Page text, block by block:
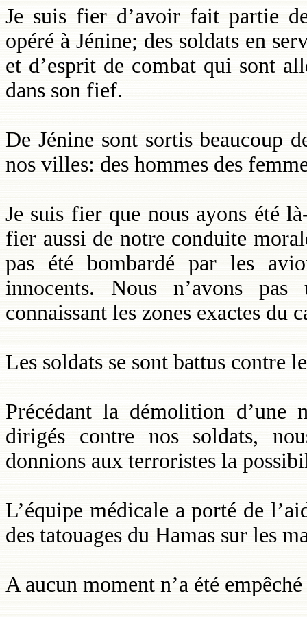
Je suis fier d’avoir fait partie
opéré à Jénine; des soldats en
et d’esprit de combat qui sont
dans son fief.
De Jénine sont sortis beaucoup
nos villes: des hommes des
Je suis fier que nous ayons été
fier aussi de notre conduite
pas été bombardé par les
innocents. Nous n’avons
connaissant les zones exactes du
Les soldats se sont battus contre
Précédant la démolition d’une
dirigés contre nos soldats,
donnions aux terroristes la
L’équipe médicale a porté de
des tatouages du Hamas sur les
A aucun moment n’a été